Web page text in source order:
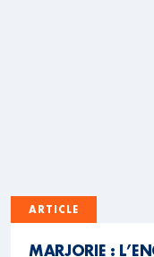
ARTICLE
MARJORIE :